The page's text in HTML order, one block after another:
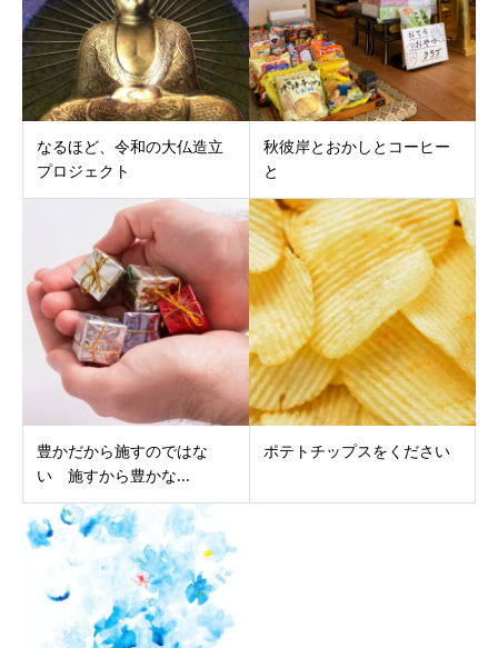
なるほど、令和の大仏造立
プロジェクト
秋彼岸とおかしとコーヒー
と
豊かだから施すのではな
い 施すから豊かな...
ポテトチップスをください